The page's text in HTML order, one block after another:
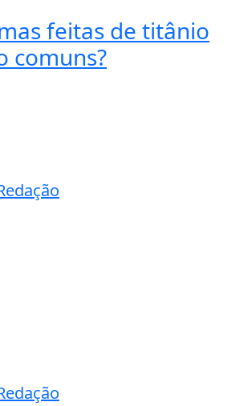
feitas de titânio